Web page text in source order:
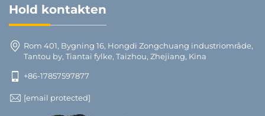
Hold kontakten
Rom 401, Bygning 16, Hongdi Zongchuang industriområde,
Tantou by, Tiantai fylke, Taizhou, Zhejiang, Kina
+86-17857597877
[email protected]